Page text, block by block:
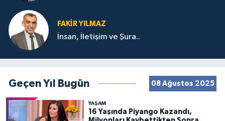
FAKIR YILMAZ
İnsan, İletişim ve Şura..
Geçen Yıl Bugün 08 Ağustos 2025
YAŞAM
16 Yaşında Piyango Kazandı,